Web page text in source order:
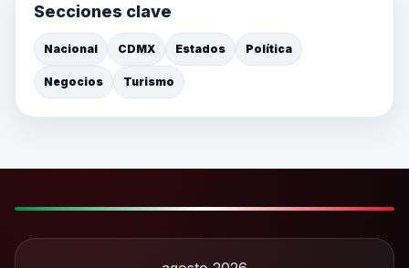
Secciones clave
Nacional CDMX Estados Política
Negocios Turismo